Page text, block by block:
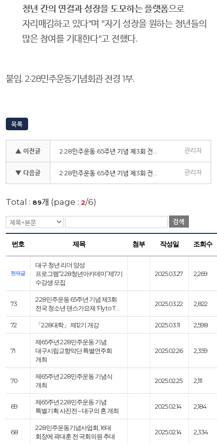
청년 간의 연결과 성장을 도모하는 플랫폼으로
자리매김하고 있다"며 "자기 성장을 원하는 청년들의
많은 참여를 기대한다"고 전했다.
붙임. 2·28민주운동기념회관 전경 1부.
목록
▲ 이전글 관리자
▼ 다음글 관리자
Total : 89개 (page : 2/6)
검색
번호 제목 첨부 작성일 조회수
현재글
대구 청년 리더 양성
프로그램“2·28청년아카데미”제7기
수강생 모집
2025.03.27 2,269
73
2·28민주운동 65주년 기념 제3회
전국 청소년 댄스가요제 'Fly to T…
2025.03.22 2,822
72 「2·28대학」 제12기 개강 2025.03.11 2,598
71
제65주년 2·28민주운동 기념
대구시립교향악단 특별연주회
개최
2025.02.26 2,359
70
제65주년 2·28민주운동 기념식
개최
2025.02.25 2,111
69
제65주년 2·28민주운동 기념
특별기획 사진전 – 대구의 혼 개최
2025.02.14 2,184
68
2·28민주운동기념사업회, 16대
회장에 곽대훈 전 국회의원 추대
2025.02.14 2,334